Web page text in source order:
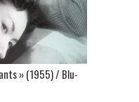
» (1955) / Blu-